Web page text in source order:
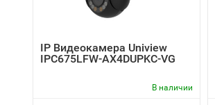
IP Видеокамера Uniview
IPC675LFW-AX4DUPKC-VG
В наличии